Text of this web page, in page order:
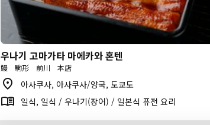
우나기 고마가타 마에카와 혼텐
鰻 駒形 前川 本店
아사쿠사, 아사쿠사/양국, 도쿄도
일식, 일식 / 우나기(장어) / 일본식 퓨전 요리